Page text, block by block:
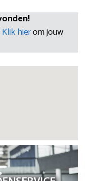
Klik hierom jouw